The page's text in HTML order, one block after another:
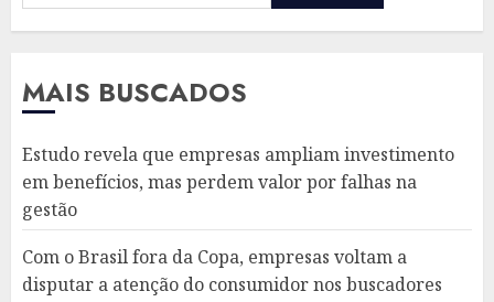
MAIS BUSCADOS
Estudo revela que empresas ampliam investimento
em benefícios, mas perdem valor por falhas na
gestão
Com o Brasil fora da Copa, empresas voltam a
disputar a atenção do consumidor nos buscadores